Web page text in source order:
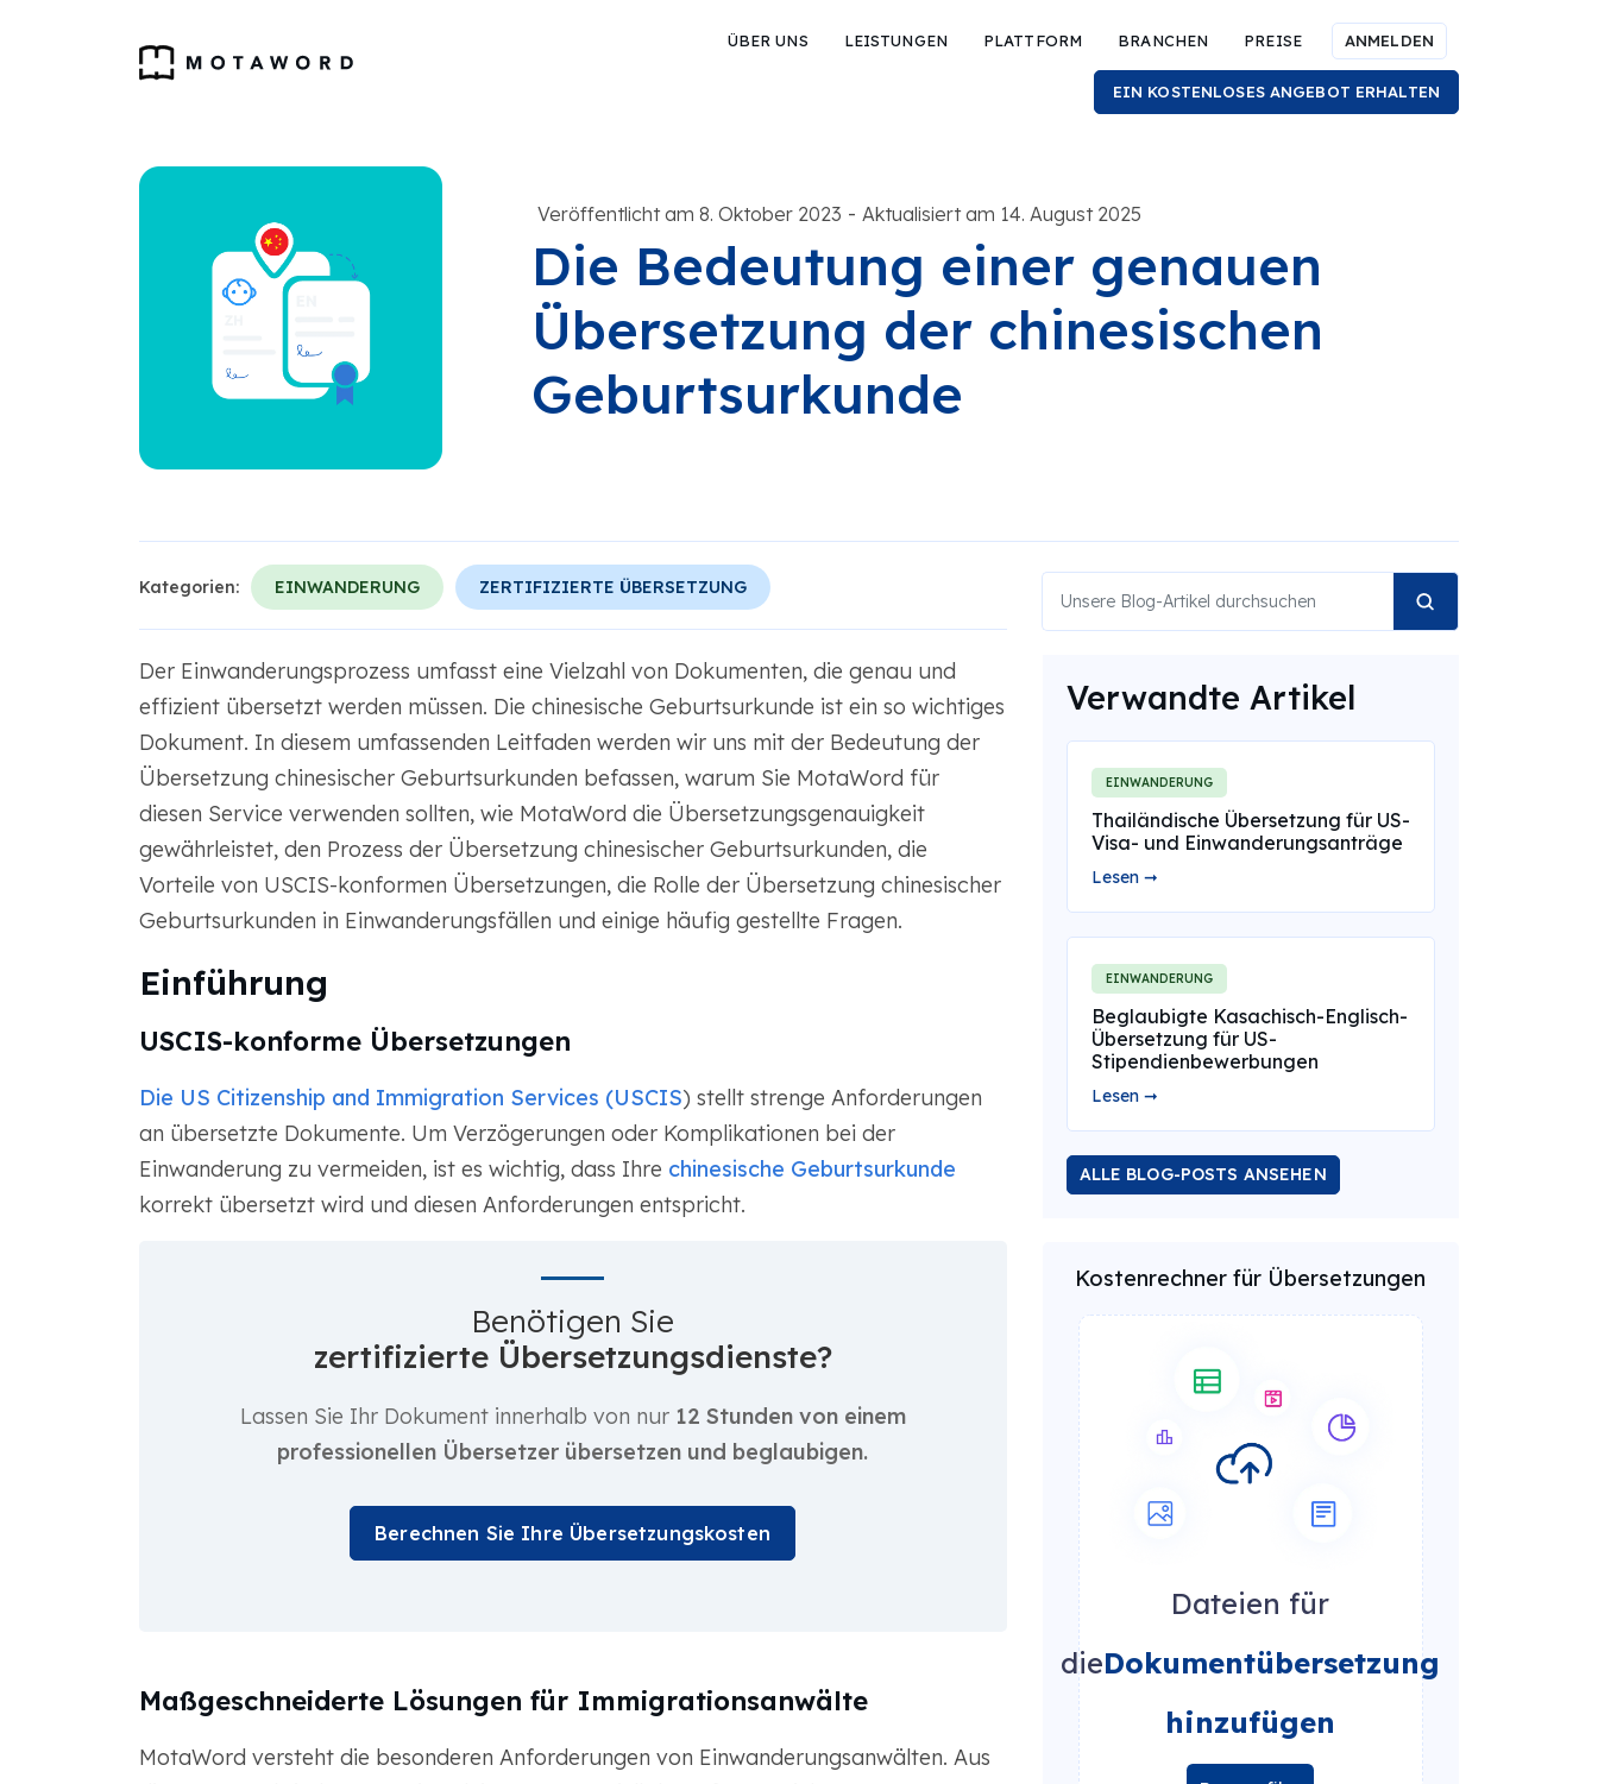
ÜBER UNS LEISTUNGEN PLATTFORM BRANCHEN PREISE ANMELDEN
EIN KOSTENLOSES ANGEBOT ERHALTEN
Veröffentlicht am 8. Oktober 2023 - Aktualisiert am 14. August 2025
Die Bedeutung einer genauen
Übersetzung der chinesischen
Geburtsurkunde
Kategorien: EINWANDERUNG ZERTIFIZIERTE ÜBERSETZUNG
Der Einwanderungsprozess umfasst eine Vielzahl von Dokumenten, die genau und
effizient übersetzt werden müssen. Die chinesische Geburtsurkunde ist ein so wichtiges
Dokument. In diesem umfassenden Leitfaden werden wir uns mit der Bedeutung der
Übersetzung chinesischer Geburtsurkunden befassen, warum Sie MotaWord für
diesen Service verwenden sollten, wie MotaWord die Übersetzungsgenauigkeit
gewährleistet, den Prozess der Übersetzung chinesischer Geburtsurkunden, die
Vorteile von USCIS-konformen Übersetzungen, die Rolle der Übersetzung chinesischer
Geburtsurkunden in Einwanderungsfällen und einige häufig gestellte Fragen.
Einführung
USCIS-konforme Übersetzungen
Die US Citizenship and Immigration Services (USCIS) stellt strenge Anforderungen
an übersetzte Dokumente. Um Verzögerungen oder Komplikationen bei der
Einwanderung zu vermeiden, ist es wichtig, dass Ihre chinesische Geburtsurkunde
korrekt übersetzt wird und diesen Anforderungen entspricht.
Benötigen Sie
zertifizierte Übersetzungsdienste?
Lassen Sie Ihr Dokument innerhalb von nur 12 Stunden von einem
professionellen Übersetzer übersetzen und beglaubigen.
Berechnen Sie Ihre Übersetzungskosten
Maßgeschneiderte Lösungen für Immigrationsanwälte
MotaWord versteht die besonderen Anforderungen von Einwanderungsanwälten. Aus
Verwandte Artikel
EINWANDERUNG
Thailändische Übersetzung für US-
Visa- und Einwanderungsanträge
Lesen ➞
EINWANDERUNG
Beglaubigte Kasachisch-Englisch-
Übersetzung für US-
Stipendienbewerbungen
Lesen ➞
ALLE BLOG-POSTS ANSEHEN
Kostenrechner für Übersetzungen
Dateien für
dieDokumentübersetzung
hinzufügen